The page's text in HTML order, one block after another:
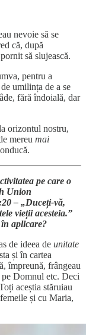
nevoie să se
că, după
să slujească.
pentru a
umilința de a se
fără îndoială, dar
orizontul nostru,
mereu mai
pe care o
Union
– „Duceți-vă,
vieții acesteia.”
aplicare?
de ideea de unitate
și în cartea
împreună, frângeau
Domnul etc. Deci
aceștia stăruiau
și cu Maria,